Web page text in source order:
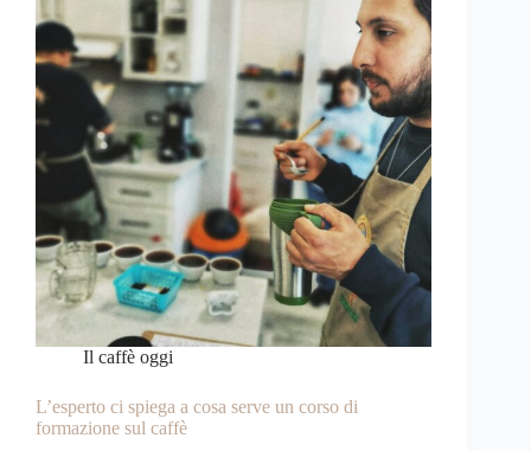
Il caffè oggi
L’esperto ci spiega a cosa serve un corso di
formazione sul caffè